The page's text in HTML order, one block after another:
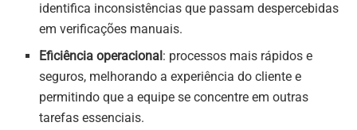
identifica inconsistências que passam despercebidas
em verificações manuais.
Eficiência operacional: processos mais rápidos e
seguros, melhorando a experiência do cliente e
permitindo que a equipe se concentre em outras
tarefas essenciais.